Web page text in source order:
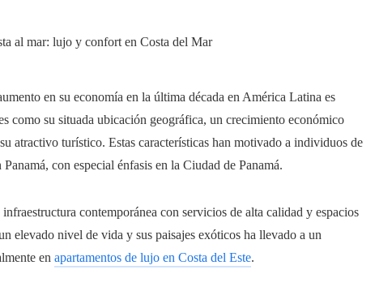
en su economía en la última década en América Latina es
como su situada ubicación geográfica, un crecimiento económico
atractivo turístico. Estas características han motivado a individuos de
con especial énfasis en la Ciudad de Panamá.
contemporánea con servicios de alta calidad y espacios
elevado nivel de vida y sus paisajes exóticos ha llevado a un
en apartamentos de lujo en Costa del Este.